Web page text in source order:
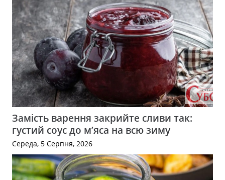
Замість варення закрийте сливи так:
густий соус до м’яса на всю зиму
Середа, 5 Серпня, 2026